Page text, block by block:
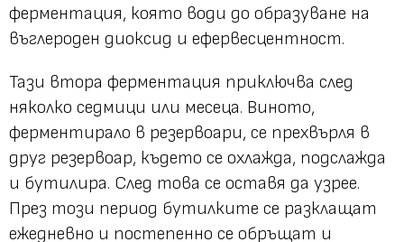
ферментация, която води до образуване на
въглероден диоксид и ефервесцентност.
Тази втора ферментация приключва след
няколко седмици или месеца. Виното,
ферментирало в резервоари, се прехвърля в
друг резервоар, където се охлажда, подслажда
и бутилира. След това се оставя да узрее.
През този период бутилките се разклащат
ежедневно и постепенно се обръщат и